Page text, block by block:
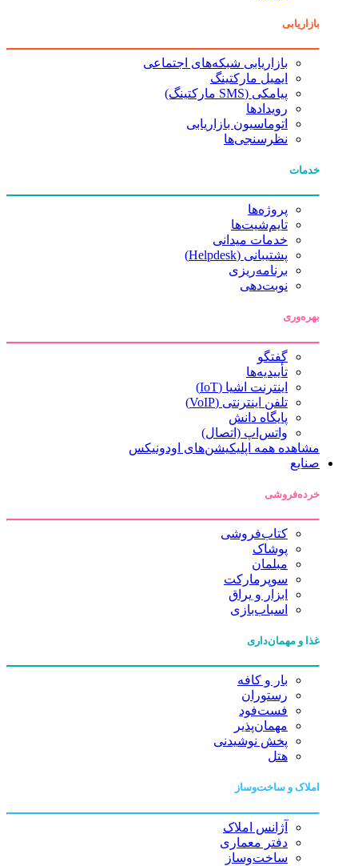
بازاریابی
بازاریابی شبکه‌های اجتماعی
ایمیل مارکتینگ
پیامکی (SMS مارکتینگ)
رویدادها
اتوماسیون بازاریابی
نظرسنجی‌ها
خدمات
پروژه‌ها
تایم‌شیت‌ها
خدمات میدانی
پشتیبانی (Helpdesk)
برنامه‌ریزی
نوبت‌دهی
بهره‌وری
گفتگو
تأییدیه‌ها
اینترنت اشیا (IoT)
تلفن اینترنتی (VoIP)
پایگاه دانش
واتس‌اپ (اتصال)
مشاهده همه اپلیکیشن‌های اودونیکس
صنایع
خرده‌فروشی
کتاب‌فروشی
پوشاک
مبلمان
سوپرمارکت
ابزار و یراق
اسباب‌بازی
غذا و مهمان‌داری
بار و کافه
رستوران
فست‌فود
مهمان‌پذیر
پخش نوشیدنی
هتل
املاک و ساخت‌وساز
آژانس املاک
دفتر معماری
ساخت‌وساز